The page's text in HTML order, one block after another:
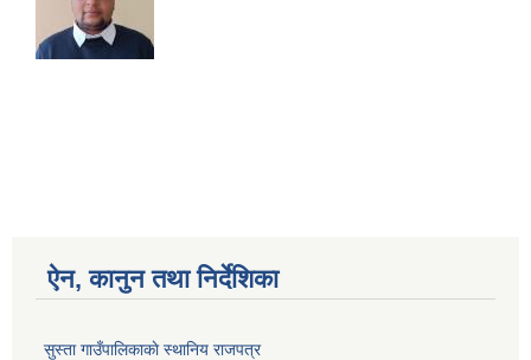
ऐन, कानुन तथा निर्देशिका
सुस्ता गाउँपालिकाकाे स्थानिय राजपत्र